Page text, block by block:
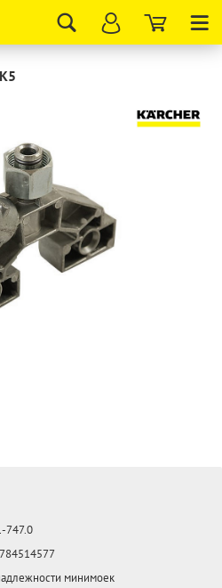
747.0
минимоек